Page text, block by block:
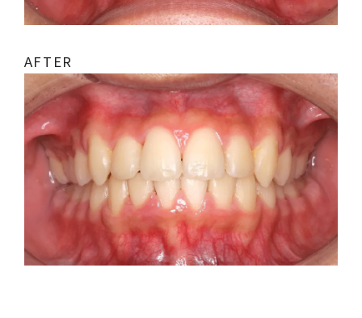
AFTER